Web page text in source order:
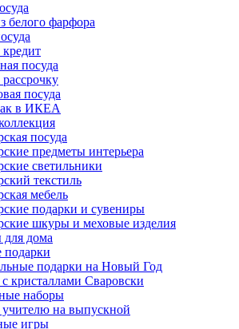
белого фарфора
посуда
посуда
в ИКЕА
посуда
предметы интерьера
светильники
текстиль
мебель
подарки и сувениры
шкуры и меховые изделия
дома
подарки на Новый Год
кристаллами Сваровски
наборы
на выпускной
игры